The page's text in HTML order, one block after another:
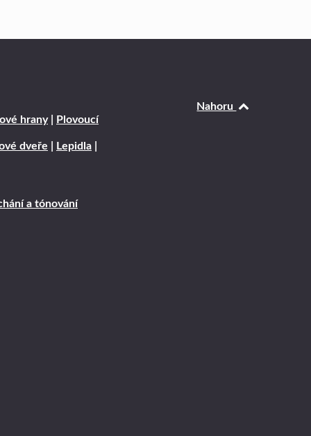
hrany| Plovoucí
dveře Lepidla
a tónování
Nahoru